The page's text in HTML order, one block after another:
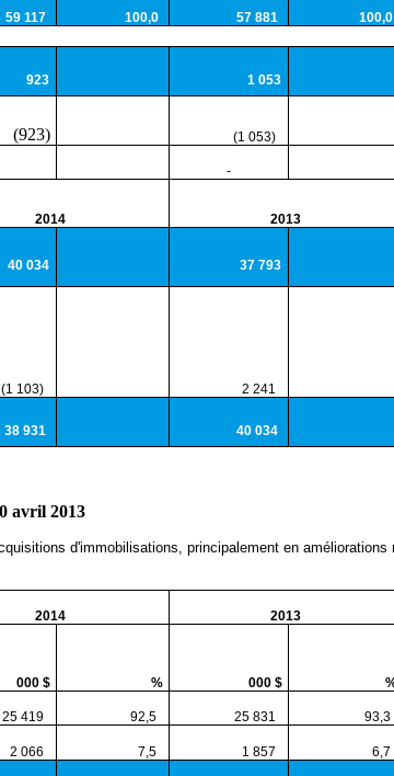
117 100,0 57 881 100,0
1 053
(923) (1 053)
-
2014 2013
034 37 793
2 241
931 40 034
avril 2013
d'immobilisations, principalement en
2014 2013
000 $ % 000 $
419 92,5 25 831 93,3
7,5 1 857 6,7